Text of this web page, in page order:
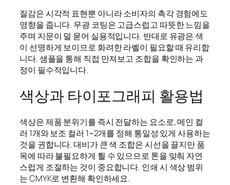
질감은 시각적 표현뿐 아니라 소비자의 촉각 경험에도
영향을 줍니다. 무광 코팅은 고급스럽고 따뜻한 느낌을
주며 지문이 덜 묻어 실용적입니다. 반대로 유광은 색
이 선명하게 보이므로 화려한 라벨이 필요할 때 유리합
니다. 샘플을 통해 직접 만져보고 조합을 확인하는 과
정이 필수적입니다.
색상과 타이포그래피 활용법
색상은 제품 분위기를 즉시 전달하는 요소로, 메인 컬
러 1개와 보조 컬러 1~2개를 정해 통일성 있게 사용하는
것을 권합니다. 대비가 큰 색 조합은 시선을 끌지만 품
목에 따라 불필요하게 튈 수 있으므로 톤을 맞춰 자연
스럽게 조절하는 것이 중요합니다. 인쇄 시 색상 범위
는 CMYK로 변환해 확인하세요.